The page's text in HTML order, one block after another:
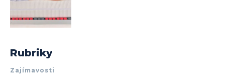
Rubriky
Zajímavosti